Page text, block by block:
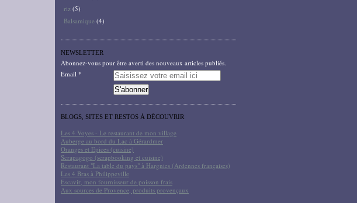
riz (5)
Balsamique (4)
NEWSLETTER
Abonnez-vous pour être averti des nouveaux articles publiés.
Email
BLOGS, SITES ET RESTOS À DÉCOUVRIR
Les 4 Voyes - Le restaurant de mon village
Auberge au bord du Lac à Gérardmer
Oranges et Epices (cuisine)
Scrapagogo (scrapbooking et cuisine)
Restaurant "La table du pays" à Hargnies (Ardennes françaises)
Les 4 Bras à Philippeville
Escavir, mon fournisseur de poisson frais
Aux sources de Provence, produits provençaux